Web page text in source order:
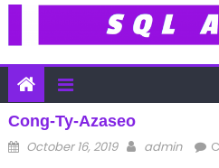
Cong-Ty-Azaseo
Posted on
October 16, 2019 Author
admin